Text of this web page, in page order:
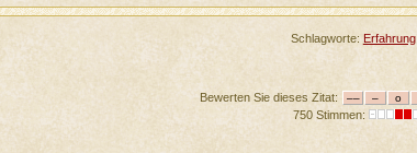
Schlagworte: Erfahrung,
Bewerten Sie dieses Zitat:
750 Stimmen: